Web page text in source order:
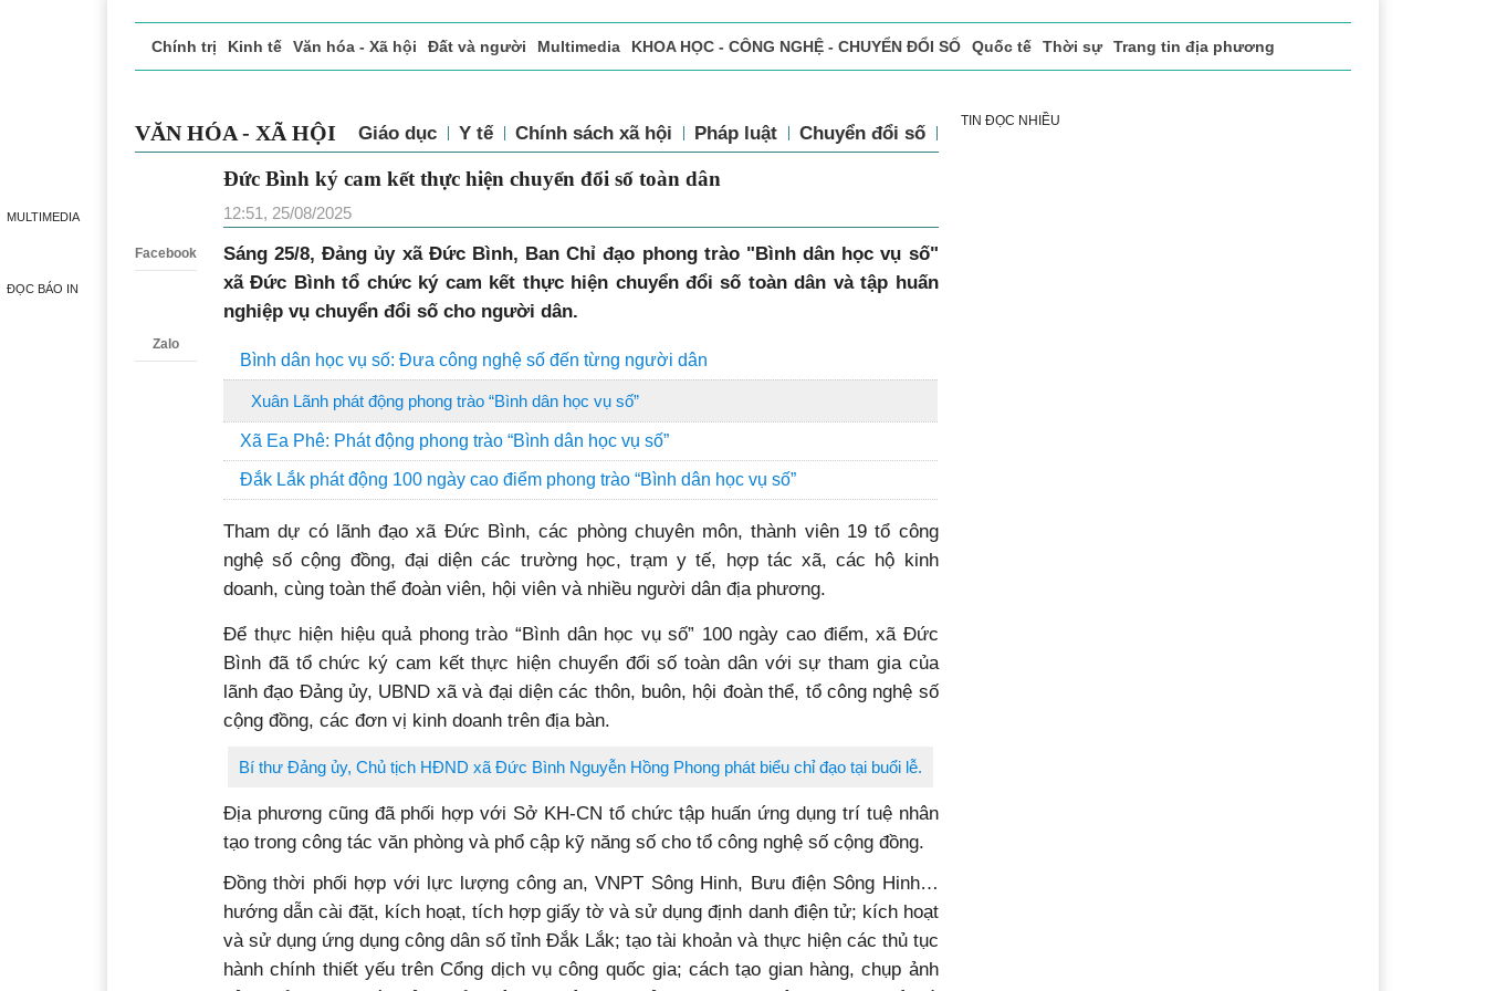
MULTIMEDIA
ĐỌC BÁO IN
Chính trị Kinh tế Văn hóa - Xã hội Đất và người Multimedia KHOA HỌC - CÔNG NGHỆ - CHUYỂN ĐỔI SỐ Quốc tế Thời sự Trang tin địa phương
VĂN HÓA - XÃ HỘI Giáo dục Y tế Chính sách xã hội Pháp luật Chuyển đổi số Thể thao
Facebook
Zalo
Đức Bình ký cam kết thực hiện chuyển đổi số toàn dân
12:51, 25/08/2025
Sáng 25/8, Đảng ủy xã Đức Bình, Ban Chỉ đạo phong trào "Bình dân học vụ số"
xã Đức Bình tổ chức ký cam kết thực hiện chuyển đổi số toàn dân và tập huấn
nghiệp vụ chuyển đổi số cho người dân.
Bình dân học vụ số: Đưa công nghệ số đến từng người dân
Xuân Lãnh phát động phong trào “Bình dân học vụ số”
Xã Ea Phê: Phát động phong trào “Bình dân học vụ số”
Đắk Lắk phát động 100 ngày cao điểm phong trào “Bình dân học vụ số”
Tham dự có lãnh đạo xã Đức Bình, các phòng chuyên môn, thành viên 19 tổ công
nghệ số cộng đồng, đại diện các trường học, trạm y tế, hợp tác xã, các hộ kinh
doanh, cùng toàn thể đoàn viên, hội viên và nhiều người dân địa phương.
Để thực hiện hiệu quả phong trào “Bình dân học vụ số” 100 ngày cao điểm, xã Đức
Bình đã tổ chức ký cam kết thực hiện chuyển đổi số toàn dân với sự tham gia của
lãnh đạo Đảng ủy, UBND xã và đại diện các thôn, buôn, hội đoàn thể, tổ công nghệ số
cộng đồng, các đơn vị kinh doanh trên địa bàn.
Bí thư Đảng ủy, Chủ tịch HĐND xã Đức Bình Nguyễn Hồng Phong phát biểu chỉ đạo tại buổi lễ.
Địa phương cũng đã phối hợp với Sở KH-CN tổ chức tập huấn ứng dụng trí tuệ nhân
tạo trong công tác văn phòng và phổ cập kỹ năng số cho tổ công nghệ số cộng đồng.
Đồng thời phối hợp với lực lượng công an, VNPT Sông Hinh, Bưu điện Sông Hinh…
hướng dẫn cài đặt, kích hoạt, tích hợp giấy tờ và sử dụng định danh điện tử; kích hoạt
và sử dụng ứng dụng công dân số tỉnh Đắk Lắk; tạo tài khoản và thực hiện các thủ tục
hành chính thiết yếu trên Cổng dịch vụ công quốc gia; cách tạo gian hàng, chụp ảnh
TIN ĐỌC NHIỀU